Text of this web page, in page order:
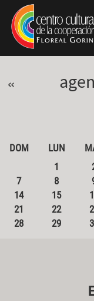
Pasar al contenido
Jump to main content
«
DOM LUN
1
7
8
14
15
21
22
28
29